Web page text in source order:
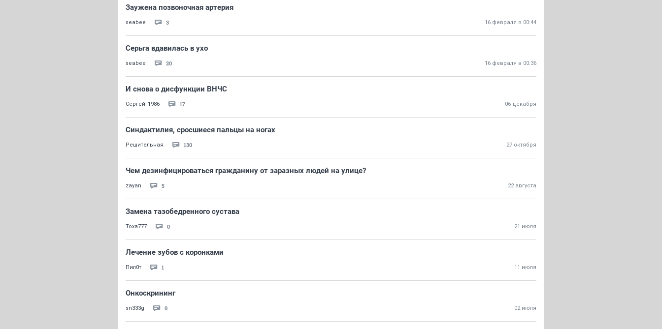
Заужена позвоночная артерия
seabee 3 16 февраля в 00:44
Серьга вдавилась в ухо
seabee 20 16 февраля в 00:36
И снова о дисфункции ВНЧС
Сергей_1986 17 06 декабря
Синдактилия, сросшиеся пальцы на ногах
Решительная 130 27 октября
Чем дезинфицироваться гражданину от заразных людей на улице?
zayan 5 22 августа
Замена тазобедренного сустава
Toxa777 0 21 июля
Лечение зубов с коронками
Пил0т 1 11 июля
Онкоскрининг
sn333g 0 02 июля